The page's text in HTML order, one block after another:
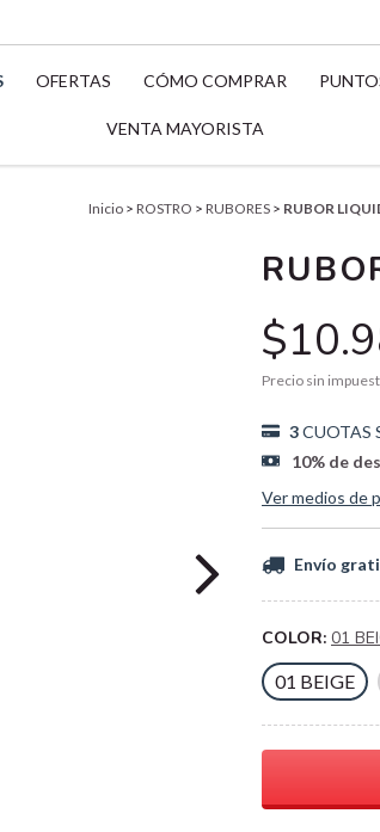
OFERTAS CÓMO COMPRAR
VENTA MAYORISTA
Inicio > ROSTRO > RUBORES > RUBOR
Precio sin
3CUOTAS
10% de
Ver medios de
Envío
COLOR: 01
01 BEIGE